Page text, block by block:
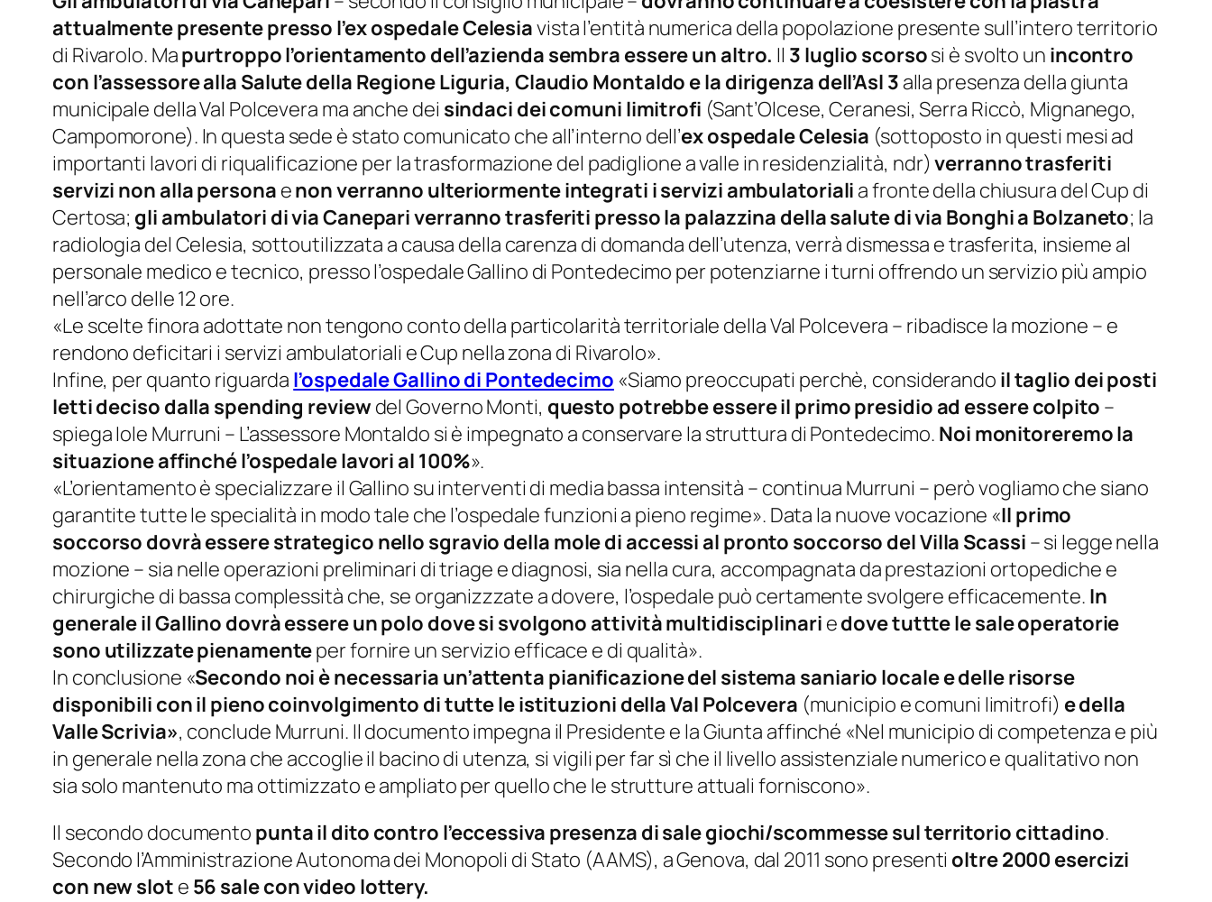
attualmente presente presso l’ex ospedale Celesiavista l’entità numerica della popolazione presente sull’intero territorio
di Rivarolo. Mapurtroppo l’orientamento dell’azienda sembra essere un altro. Il 3 luglio scorsosi è svolto un incontro
con l’assessore alla Salute della Regione Liguria, Claudio Montaldo e la dirigenza dell’Asl 3 alla presenza della giunta
municipale della Val Polcevera ma anche dei sindaci dei comuni limitrofi (Sant’Olcese, Ceranesi, Serra Riccò, Mignanego,
Campomorone). In questa sede è stato comunicato che all’interno dell’ex ospedale Celesia (sottoposto in questi mesi ad
importanti lavori di riqualificazione per la trasformazione del padiglione a valle in residenzialità, ndr)verranno trasferiti
servizi non alla persona enon verranno ulteriormente integrati i servizi ambulatoriali a fronte della chiusura del Cup di
Certosa; gli ambulatori di via Canepari verranno trasferiti presso la palazzina della salute di via Bonghi a Bolzaneto; la
radiologia del Celesia, sottoutilizzata a causa della carenza di domanda dell’utenza, verrà dismessa e trasferita, insieme al
personale medico e tecnico, presso l’ospedale Gallino di Pontedecimo per potenziarne i turni offrendo un servizio più ampio
nell’arco delle 12 ore.
«Le scelte finora adottate non tengono conto della particolarità territoriale della Val Polcevera – ribadisce la mozione – e
rendono deficitari i servizi ambulatoriali e Cup nella zona di Rivarolo».
Infine, per quanto riguarda l’ospedale Gallino di Pontedecimo «Siamo preoccupati perchè, considerando il taglio dei posti
letti deciso dalla spending review del Governo Monti, questo potrebbe essere il primo presidio ad essere colpito –
spiega Iole Murruni – L’assessore Montaldo si è impegnato a conservare la struttura di Pontedecimo. Noi monitoreremo la
situazione affinché l’ospedale lavori al 100%».
«L’orientamento è specializzare il Gallino su interventi di media bassa intensità – continua Murruni – però vogliamo che siano
garantite tutte le specialità in modo tale che l’ospedale funzioni a pieno regime». Data la nuove vocazione «Il primo
soccorso dovrà essere strategico nello sgravio della mole di accessi al pronto soccorso del Villa Scassi – si legge nella
mozione – sia nelle operazioni preliminari di triage e diagnosi, sia nella cura, accompagnata da prestazioni ortopediche e
chirurgiche di bassa complessità che, se organizzzate a dovere, l’ospedale può certamente svolgere efficacemente. In
generale il Gallino dovrà essere un polo dove si svolgono attività multidisciplinari edove tuttte le sale operatorie
sono utilizzate pienamenteper fornire un servizio efficace e di qualità».
In conclusione «Secondo noi è necessaria un’attenta pianificazione del sistema saniario locale e delle risorse
disponibili con il pieno coinvolgimento di tutte le istituzioni della Val Polcevera (municipio e comuni limitrofi) e della
Valle Scrivia», conclude Murruni. Il documento impegna il Presidente e la Giunta affinché «Nel municipio di competenza e più
in generale nella zona che accoglie il bacino di utenza, si vigili per far sì che il livello assistenziale numerico e qualitativo non
sia solo mantenuto ma ottimizzato e ampliato per quello che le strutture attuali forniscono».
Il secondo documento punta il dito contro l’eccessiva presenza di sale giochi/scommesse sul territorio cittadino.
Secondo l’Amministrazione Autonoma dei Monopoli di Stato (AAMS), a Genova, dal 2011 sono presenti oltre 2000 esercizi
con new slot e 56 sale con video lottery.